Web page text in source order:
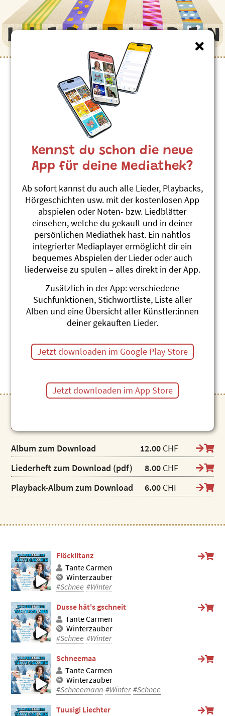
Winterzauber
Tante Carmen
Artikel zum direkten Download
Album zum Download 12.00 CHF
Liederheft zum Download (pdf)
8.00 CHF
Playback-Album zum Download
6.00 CHF
Flöcklitanz
Tante Carmen
Winterzauber
#Schnee #Winter
Dusse hät's gschneit
Tante Carmen
Winterzauber
#Schnee #Winter
Schneemaa
Tante Carmen
Winterzauber
#Schneemann #Winter #Schnee
Tuusigi Liechter
Kennst du schon die neue
App für deine Mediathek?
Ab sofort kannst du auch alle Lieder, Playbacks,
Hörgeschichten usw. mit der kostenlosen App
abspielen oder Noten- bzw. Liedblätter
einsehen, welche du gekauft und in deiner
persönlichen Mediathek hast. Ein nahtlos
integrierter Mediaplayer ermöglicht dir ein
bequemes Abspielen der Lieder oder auch
liederweise zu spulen – alles direkt in der App.
Zusätzlich in der App: verschiedene
Suchfunktionen, Stichwortliste, Liste aller
Alben und eine Übersicht aller Künstler:innen
deiner gekauften Lieder.
Jetzt downloaden im Google Play Store
Jetzt downloaden im App Store